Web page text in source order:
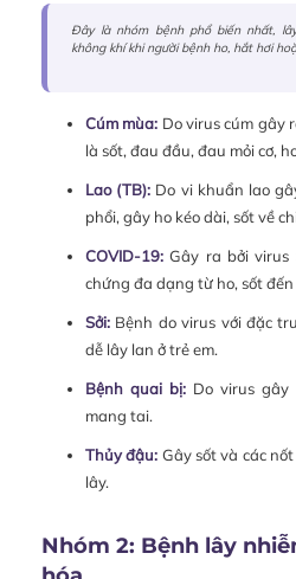
Đây là nhóm bệnh phổ biến nhất,
không khí khi người bệnh ho, hắt hơi
Cúm mùa: Do virus cúm gây
là sốt, đau đầu, đau mỏi cơ,
Lao (TB): Do vi khuẩn lao
phổi, gây ho kéo dài, sốt về
COVID-19:Gây ra bởi virus
chứng đa dạng từ ho, sốt
Sởi:Bệnh do virus với đặc
dễ lây lan ở trẻ em.
Bệnh quai bị: Do virus
mang tai.
Thủy đậu: Gây sốt và các
lây.
Nhóm 2: Bệnh lây